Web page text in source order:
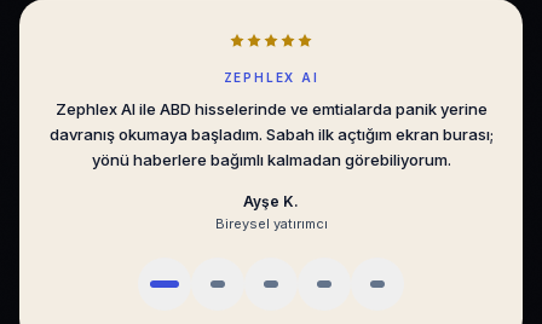
SENTIMENT ALGO
Sentiment Algo, BIST’te emir akışını sade bir dilde gösteriyor.
Gürültüyü eleyip asıl hareketi görmek, günlük kararlarımı
ölçülebilir hale getirdi.
Mert D.
Portföy yöneticisi